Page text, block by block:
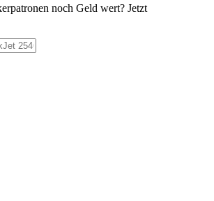
noch Geld wert? Jetzt